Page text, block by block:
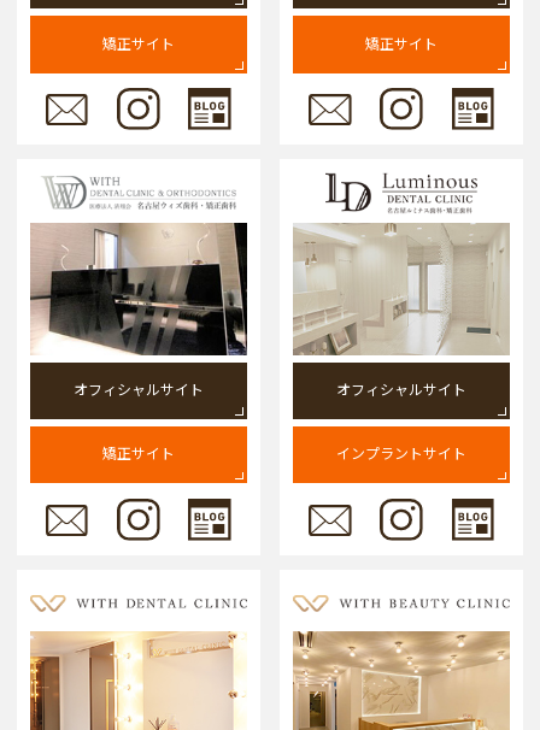
矯正サイト 矯正サイト
オフィシャルサイト
矯正サイト
オフィシャルサイト
インプラントサイト